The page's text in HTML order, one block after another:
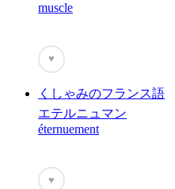
muscle
♥
くしゃみのフランス語
エテルニュマン
éternuement
♥